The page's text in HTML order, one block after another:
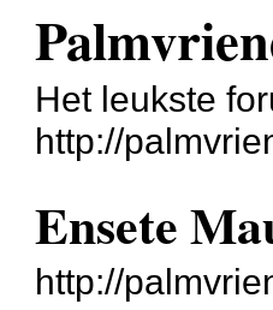
Het leukste
http://
Ensete
http://